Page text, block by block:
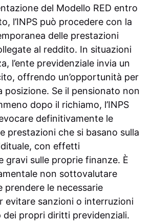
del Modello RED entro
l’INPS può procedere con la
delle prestazioni
al reddito. In situazioni
l’ente previdenziale invia un
offrendo un’opportunità per
posizione. Se il pensionato non
dopo il richiamo, l’INPS
definitivamente le
prestazioni che si basano sulla
con effetti
gravi sulle proprie finanze. È
non sottovalutare
prendere le necessarie
evitare sanzioni o interruzioni
dei propri diritti previdenziali.